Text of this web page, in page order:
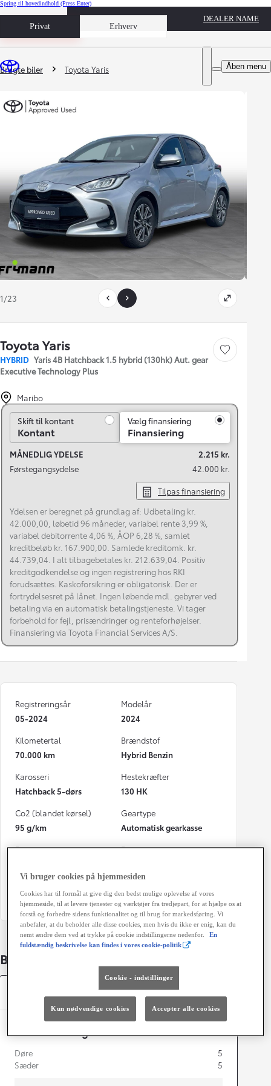
Spring til hovedindhold (Press Enter)
Privat Erhverv
Book prøvetur
DEALER NAME
Åben menu
Du er her
Brugte biler Toyota Yaris
1/23
Toyota Yaris
HYBRID Yaris 4B Hatchback 1.5 hybrid (130hk) Aut. gear
Executive Technology Plus
Gem bil
Maribo
Skift til kontant
Skift til kontant
Kontant
Vælg finansiering
Finansiering
MÅNEDLIG YDELSE
2.215 kr.
Førstegangsydelse
42.000 kr.
Tilpas finansiering
Ydelsen er beregnet på grundlag af: Udbetaling kr.
42.000,00, løbetid 96 måneder, variabel rente 3,99 %,
variabel debitorrente 4,06 %, ÅOP 6,28 %, samlet
kreditbeløb kr. 167.900,00. Samlede kreditomk. kr.
44.739,04. I alt tilbagebetales kr. 212.639,04. Positiv
kreditgodkendelse og ingen registrering hos RKI
forudsættes. Kaskoforsikring er obligatorisk. Der er
fortrydelsesret på lånet. Ingen løbende mdl. gebyrer ved
betaling via en automatisk betalingstjeneste. Vi tager
forbehold for fejl, prisændringer og renteforhøjelser.
Finansiering via Toyota Financial Services A/S.
Registreringsår
05-2024
Modelår
2024
Kilometertal
70.000 km
Brændstof
Hybrid Benzin
Karosseri
Hatchback 5-dørs
Hestekræfter
130 HK
Co2 (blandet kørsel)
95 g/km
Geartype
Automatisk gearkasse
Døre
Farve
1.280 kr.
Bildetaljer
Dimensioner og mål
Døre
5
Sæder
5
Vi bruger cookies på hjemmesiden
Cookies har til formål at give dig den bedst mulige oplevelse af vores
hjemmeside, til at levere tjenester og værktøjer fra tredjepart, for at hjælpe os at
forstå og forbedre sidens funktionalitet og til brug for markedsføring. Vi
anbefaler, at du beholder alle disse cookies, men hvis du ikke er enig, kan du
nemt ændre dem ved at trykke på cookie indstillingerne nedenfor.
En
fuldstændig beskrivelse kan findes i vores cookie-politik
Cookie - indstillinger
Kun nødvendige cookies Accepter alle cookies